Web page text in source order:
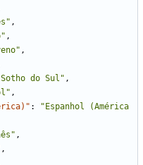
,
,
,
do Sul" ,
,
:
"Espanhol (América
,
,